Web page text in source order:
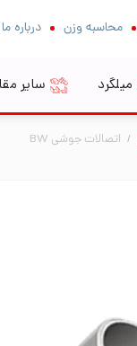
محاسبه وزن درباره ما
میلگرد سایر
/ اتصالات جوشی BW